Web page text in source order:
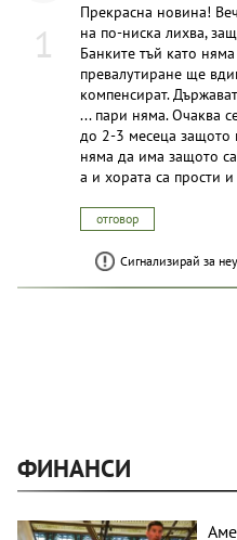
1
Прекрасна новина!
на по-ниска лихва,
Банките тъй като
превалутиране ще
компенсират.
... пари няма. Очаква
до 2-3 месеца защото
няма да има защото
а и хората са прости и
отговор
Сигнализирай за
ФИНАНСИ